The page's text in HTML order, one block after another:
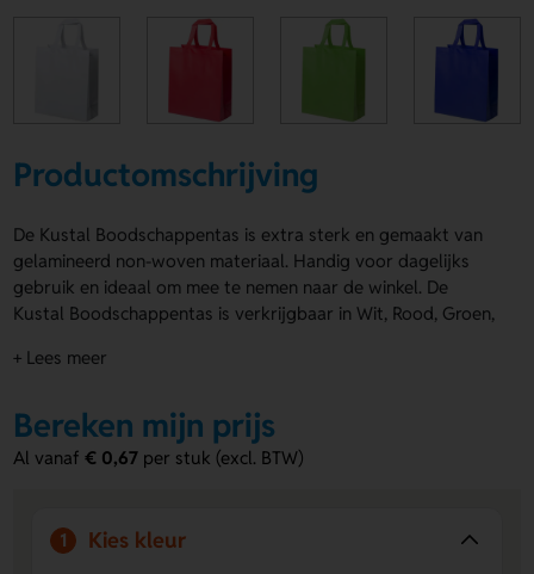
Productomschrijving
De Kustal Boodschappentas is extra sterk en gemaakt van
gelamineerd non-woven materiaal. Handig voor dagelijks
gebruik en ideaal om mee te nemen naar de winkel. De
Kustal Boodschappentas is verkrijgbaar in Wit, Rood, Groen,
eigen ontwerp plaatsen op de Voorzijde of Achterzijde. Zo
Bestel of vraag een prijs op.
Voordelen van de Kustal
Extra sterk materiaal
- Geschikt voor dagelijks gebruik
en het dragen van boodschappen.
+ Lees meer
Bereken mijn prijs
Al vanaf€ 0,67 per stuk (excl. BTW)
1 Kies kleur